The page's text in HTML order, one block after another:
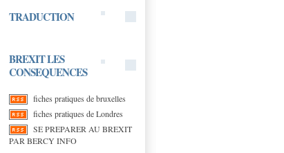
TRADUCTION
BREXIT LES
CONSEQUENCES
fiches pratiques de bruxelles
fiches pratiques de Londres
SE PREPARER AU BREXIT
PAR BERCY INFO